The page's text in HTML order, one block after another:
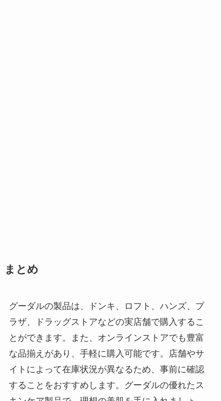
まとめ
グーダルの製品は、ドンキ、ロフト、ハンズ、プ
ラザ、ドラッグストアなどの実店舗で購入するこ
とができます。また、オンラインストアでも豊富
な品揃えがあり、手軽に購入可能です。店舗やサ
イトによって在庫状況が異なるため、事前に確認
することをおすすめします。グーダルの優れたス